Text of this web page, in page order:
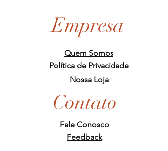
Empresa
Quem Somos
Política de Privacidade
Nossa Loja
Contato
Fale Conosco
Feedback